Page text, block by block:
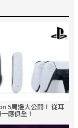
5周邊大公開！ 從耳
應俱全！